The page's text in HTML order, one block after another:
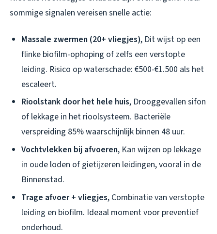
sommige signalen vereisen snelle actie:
Massale zwermen (20+ vliegjes), Dit wijst op een
flinke biofilm-ophoping of zelfs een verstopte
leiding. Risico op waterschade: €500-€1.500 als het
escaleert.
Rioolstank door het hele huis, Drooggevallen sifon
of lekkage in het rioolsysteem. Bacteriële
verspreiding 85% waarschijnlijk binnen 48 uur.
Vochtvlekken bij afvoeren, Kan wijzen op lekkage
in oude loden of gietijzeren leidingen, vooral in de
Binnenstad.
Trage afvoer + vliegjes, Combinatie van verstopte
leiding en biofilm. Ideaal moment voor preventief
onderhoud.